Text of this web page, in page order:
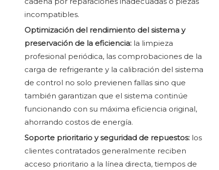
incompatibles.
Optimización del rendimiento del sistema y
preservación de la eficiencia: la limpieza
profesional periódica, las comprobaciones de la
carga de refrigerante y la calibración del sistema
de control no solo previenen fallas sino que
también garantizan que el sistema continúe
funcionando con su máxima eficiencia original,
ahorrando costos de energía.
Soporte prioritario y seguridad de repuestos: los
clientes contratados generalmente reciben
acceso prioritario a la línea directa, tiempos de